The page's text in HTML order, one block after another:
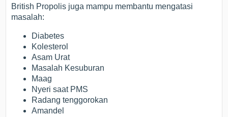
British Propolis juga mampu membantu mengatasi
masalah:
Diabetes
Kolesterol
Asam Urat
Masalah Kesuburan
Maag
Nyeri saat PMS
Radang tenggorokan
Amandel